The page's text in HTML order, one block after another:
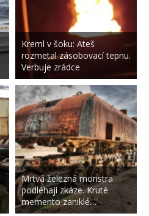
Kreml v šoku: Ateš
rozmetal zásobovací tepnu.
Verbuje zrádce
Mrtvá železná monstra
podléhají zkáze. Kruté
memento zaniklé…